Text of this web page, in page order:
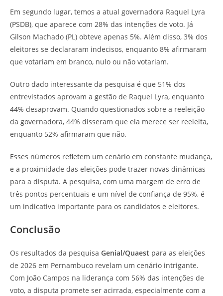
Em segundo lugar, temos a atual governadora Raquel Lyra
(PSDB), que aparece com 28% das intenções de voto. Já
Gilson Machado (PL) obteve apenas 5%. Além disso, 3% dos
eleitores se declararam indecisos, enquanto 8% afirmaram
que votariam em branco, nulo ou não votariam.
Outro dado interessante da pesquisa é que 51% dos
entrevistados aprovam a gestão de Raquel Lyra, enquanto
44% desaprovam. Quando questionados sobre a reeleição
da governadora, 44% disseram que ela merece ser reeleita,
enquanto 52% afirmaram que não.
Esses números refletem um cenário em constante mudança,
e a proximidade das eleições pode trazer novas dinâmicas
para a disputa. A pesquisa, com uma margem de erro de
três pontos percentuais e um nível de confiança de 95%, é
um indicativo importante para os candidatos e eleitores.
Conclusão
Os resultados da pesquisa Genial/Quaest para as eleições
de 2026 em Pernambuco revelam um cenário intrigante.
Com João Campos na liderança com 56% das intenções de
voto, a disputa promete ser acirrada, especialmente com a